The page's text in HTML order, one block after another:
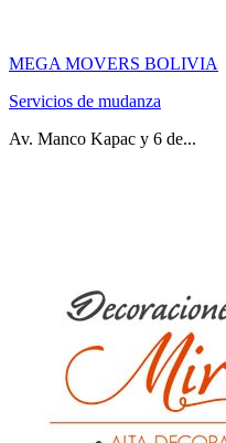
MEGA MOVERS BOLIVIA
Servicios de mudanza
Av. Manco Kapac y 6 de...